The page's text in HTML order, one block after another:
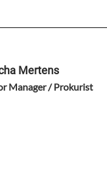
Mertens
Manager / Prokurist